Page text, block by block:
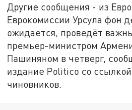
Другие сообщения - из
Еврокомиссии Урсула фон
ожидается, проведёт
премьер-министром
Пашиняном в четверг,
издание Politico со
чиновников.